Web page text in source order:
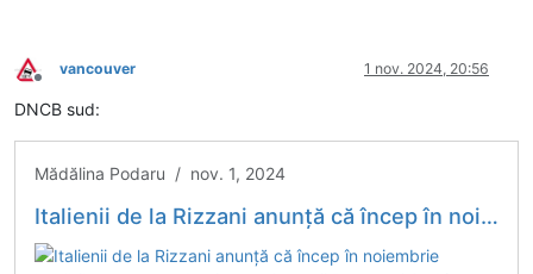
Deconectat
vancouver 1 nov. 2024, 20:56
DNCB sud:
Mădălina Podaru / nov. 1, 2024
Italienii de la Rizzani anunță că încep în noiembrie lucrările pentru modernizarea Centurii București Sud între A1 și Jilava, la un an de la primele promisiuni